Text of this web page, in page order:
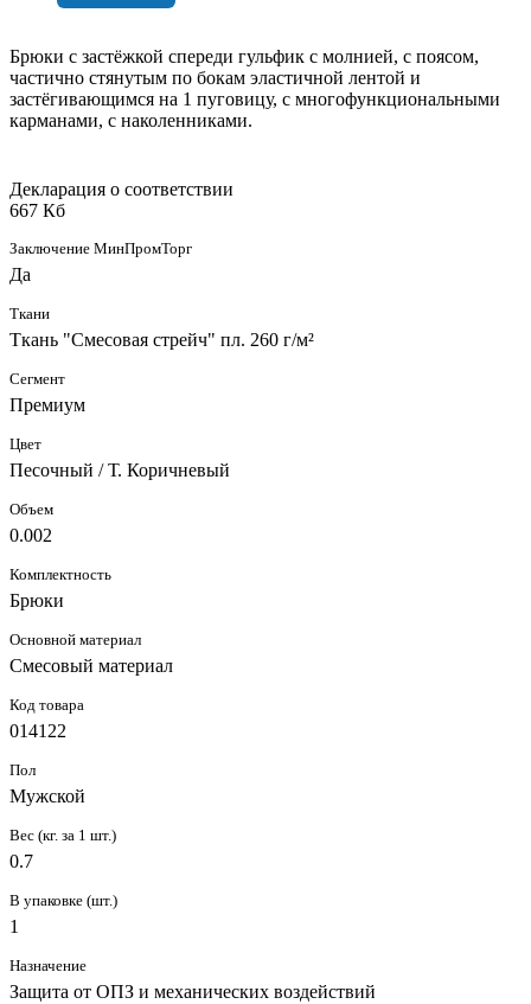
Брюки с застёжкой спереди гульфик с молнией, с поясом,
частично стянутым по бокам эластичной лентой и
застёгивающимся на 1 пуговицу, с многофункциональными
карманами, с наколенниками.
Декларация о соответствии
667 Кб
Заключение МинПромТорг
Да
Ткани
Ткань "Смесовая стрейч" пл. 260 г/м²
Сегмент
Премиум
Цвет
Песочный / Т. Коричневый
Объем
0.002
Комплектность
Брюки
Основной материал
Смесовый материал
Код товара
014122
Пол
Мужской
Вес (кг. за 1 шт.)
0.7
В упаковке (шт.)
1
Назначение
Защита от ОПЗ и механических воздействий